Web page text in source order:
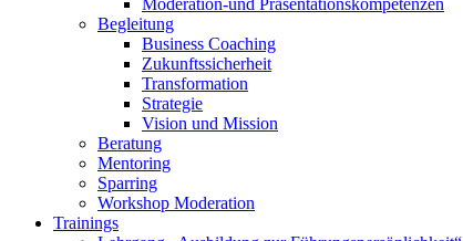
Begleitung
Business Coaching
Zukunftssicherheit
Transformation
Strategie
Vision und Mission
Beratung
Mentoring
Sparring
Workshop Moderation
Trainings